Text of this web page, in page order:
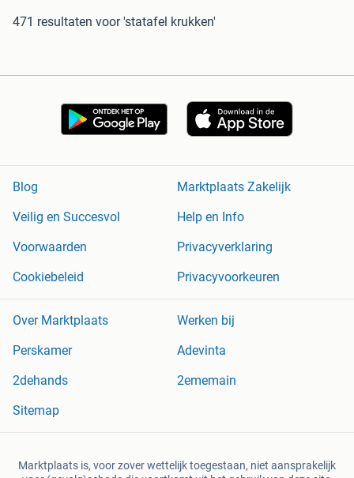
471 resultaten voor 'statafel krukken'
Blog
Marktplaats Zakelijk
Veilig en Succesvol
Help en Info
Voorwaarden
Privacyverklaring
Cookiebeleid
Privacyvoorkeuren
Over Marktplaats
Werken bij
Perskamer
Adevinta
2dehands
2ememain
Sitemap
Marktplaats is, voor zover wettelijk toegestaan, niet aansprakelijk